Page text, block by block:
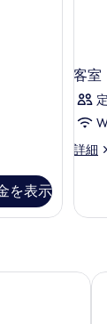
示
す
る
を表示
客室
詳細
客
細